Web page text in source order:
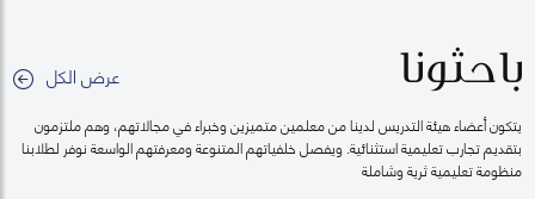
باحثونا عرض الكل
يتكون أعضاء هيئة التدريس لدينا من معلمين متميزين وخبراء في مجالاتهم، وهم ملتزمون
بتقديم تجارب تعليمية استثنائية. ويفصل خلفياتهم المتنوعة ومعرفتهم الواسعة نوفر لطلابنا
منظومة تعليمية ثرية وشاملة